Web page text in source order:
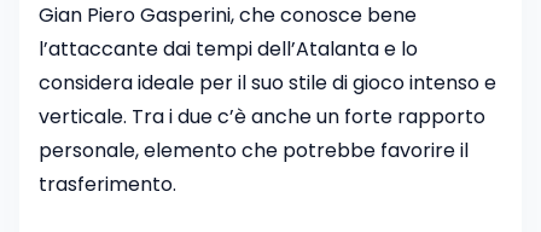
Gian Piero Gasperini, che conosce bene
l’attaccante dai tempi dell’Atalanta e lo
considera ideale per il suo stile di gioco intenso e
verticale. Tra i due c’è anche un forte rapporto
personale, elemento che potrebbe favorire il
trasferimento.